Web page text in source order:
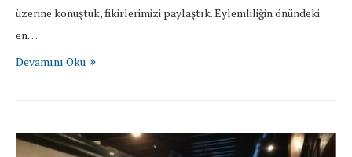
üzerine konuştuk, fikirlerimizi paylaştık. Eylemliliğin önündeki
en…
Devamını Oku